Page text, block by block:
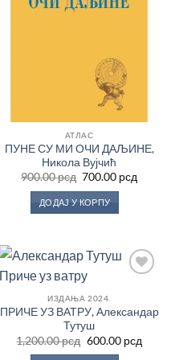
жеља
АТЛАС
ПУНЕ СУ МИ ОЧИ ДАЉИНЕ,
Никола Вујчић
900.00рсд Оригинална
је
била:
900.00 рсд.
700.00 рсд
цена
ДОДАЈ У КОРПУ
жеља
ИЗДАЊА 2024.
ПРИЧЕ УЗ ВАТРУ, Александар
Тутуш
1,200.00рсд Оригинална
600.00 рсд
цена